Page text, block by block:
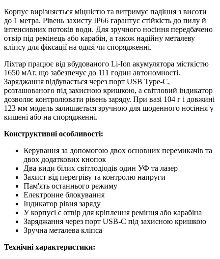
Корпус вирізняється міцністю та витримує падіння з висоти
до 1 метра. Рівень захисту IP66 гарантує стійкість до пилу й
інтенсивних потоків води. Для зручного носіння передбачено
отвір під ремінець або карабін, а також надійну металеву
кліпсу для фіксації на одязі чи спорядженні.
Ліхтар працює від вбудованого Li-Ion акумулятора місткістю
1650 мАг, що забезпечує до 111 годин автономності.
Заряджання відбувається через порт USB Type-C,
розташованого під захисною кришкою, а світловий індикатор
дозволяє контролювати рівень заряду. При вазі 104 г і довжині
123 мм модель залишається зручною для щоденного носіння у
кишені або на спорядженні.
Конструктивні особливості:
Керування за допомогою двох основних перемикачів та
двох додаткових кнопок
Два види білих світлодіодів один УФ та лазер
Захист від перегріву та контролю напруги
Пам'ять останнього режиму
Електронне блокування
Індикатор рівня заряду
У корпусі є отвір для кріплення ремінця або карабіна
Заряджання через порт USB-C під захисною кришкою
Зручна металева кліпса
Технічні характеристики: